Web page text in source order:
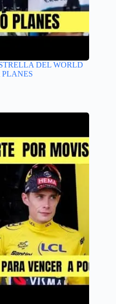
DEL WORLD
PLANES